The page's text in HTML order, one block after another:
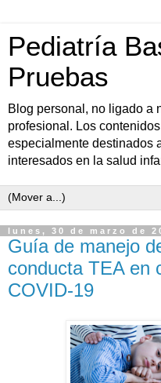
Pediatría
Pruebas
Blog personal, no ligado a
profesional. Los
especialmente destinados
interesados en la salud
lunes, 30 de marzo de
Guía de manejo
conducta TEA en
COVID-19